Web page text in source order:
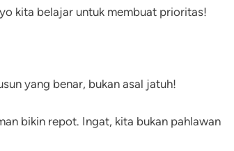
kita belajar untuk membuat prioritas!
yang benar, bukan asal jatuh!
bikin repot. Ingat, kita bukan pahlawan